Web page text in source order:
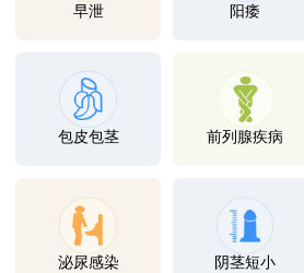
早泄 阳痿
包皮包茎 前列腺疾病
泌尿感染 阴茎短小